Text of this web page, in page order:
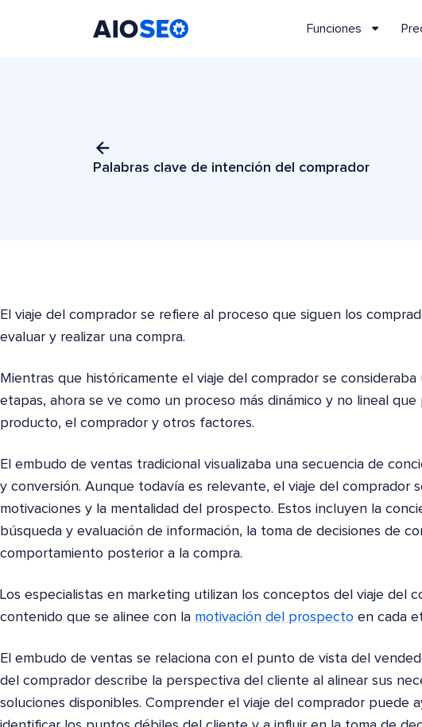
Funciones
Palabras clave de intención del comprador
El viaje del comprador se refiere al proceso que siguen los
evaluar y realizar una compra.
Mientras que históricamente el viaje del comprador se consideraba
etapas, ahora se ve como un proceso más dinámico y no lineal que
producto, el comprador y otros factores.
El embudo de ventas tradicional visualizaba una secuencia de
y conversión. Aunque todavía es relevante, el viaje del comprador
motivaciones y la mentalidad del prospecto. Estos incluyen la
búsqueda y evaluación de información, la toma de decisiones de
comportamiento posterior a la compra.
Los especialistas en marketing utilizan los conceptos del viaje del
contenido que se alinee con la motivación del prospecto en cada
El embudo de ventas se relaciona con el punto de vista del
del comprador describe la perspectiva del cliente al alinear sus
soluciones disponibles. Comprender el viaje del comprador puede